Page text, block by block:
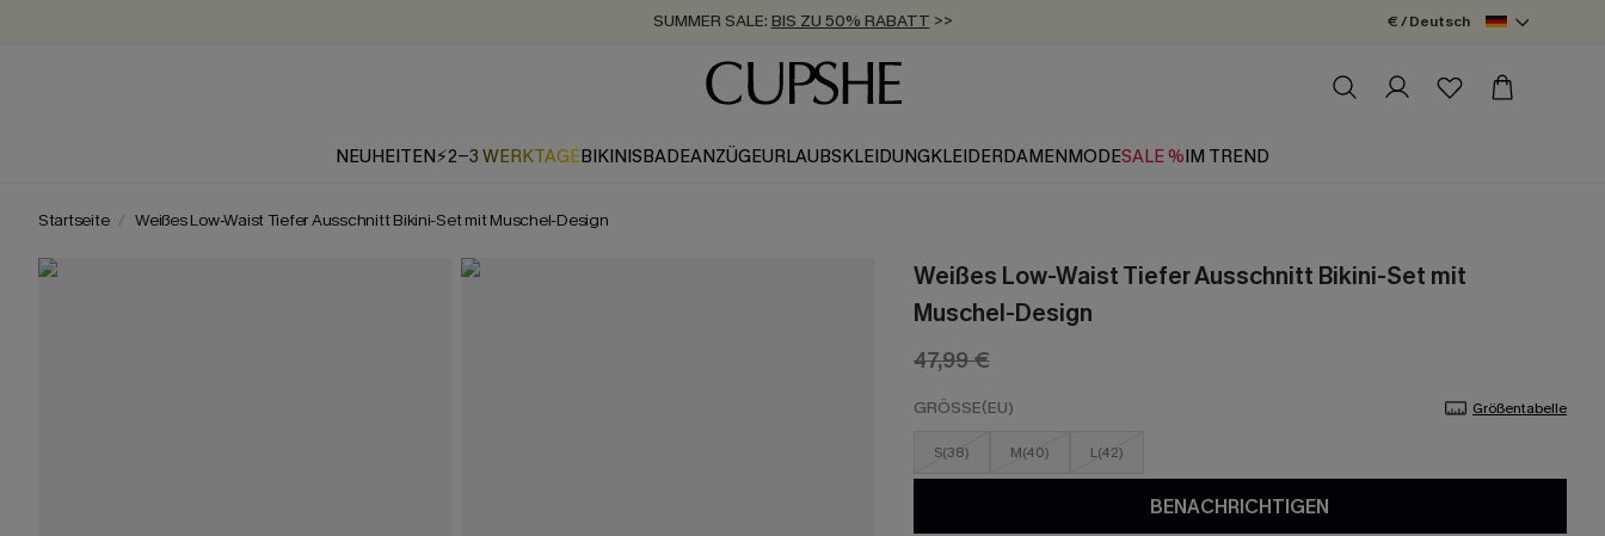
SUMMER SALE: BIS ZU 50% RABATT >>
ZUM NEWSLETTER:BIS ZU -20% EXTRA ERHALTEN
KOSTENLOSER VERSAND AB 89 €
€ / Deutsch
NEUHEITEN⚡2-3 WERKTAGEBIKINISBADEANZÜGEURLAUBSKLEIDUNGKLEIDERDAMENMODESALE %IM TREND
Startseite Weißes Low-Waist Tiefer Ausschnitt Bikini-Set mit Muschel-Design
Weißes Low-Waist Tiefer Ausschnitt Bikini-Set mit
Muschel-Design
47,99 €
GRÖSSE(EU) Größentabelle
S(38) M(40) L(42)
BENACHRICHTIGEN